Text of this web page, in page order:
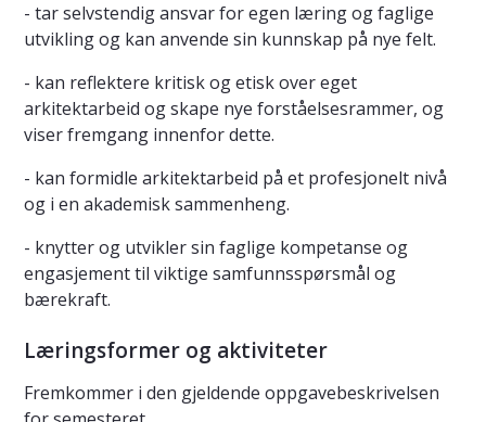
- tar selvstendig ansvar for egen læring og faglige
utvikling og kan anvende sin kunnskap på nye felt.
- kan reflektere kritisk og etisk over eget
arkitektarbeid og skape nye forståelsesrammer, og
viser fremgang innenfor dette.
- kan formidle arkitektarbeid på et profesjonelt nivå
og i en akademisk sammenheng.
- knytter og utvikler sin faglige kompetanse og
engasjement til viktige samfunnsspørsmål og
bærekraft.
Læringsformer og aktiviteter
Fremkommer i den gjeldende oppgavebeskrivelsen